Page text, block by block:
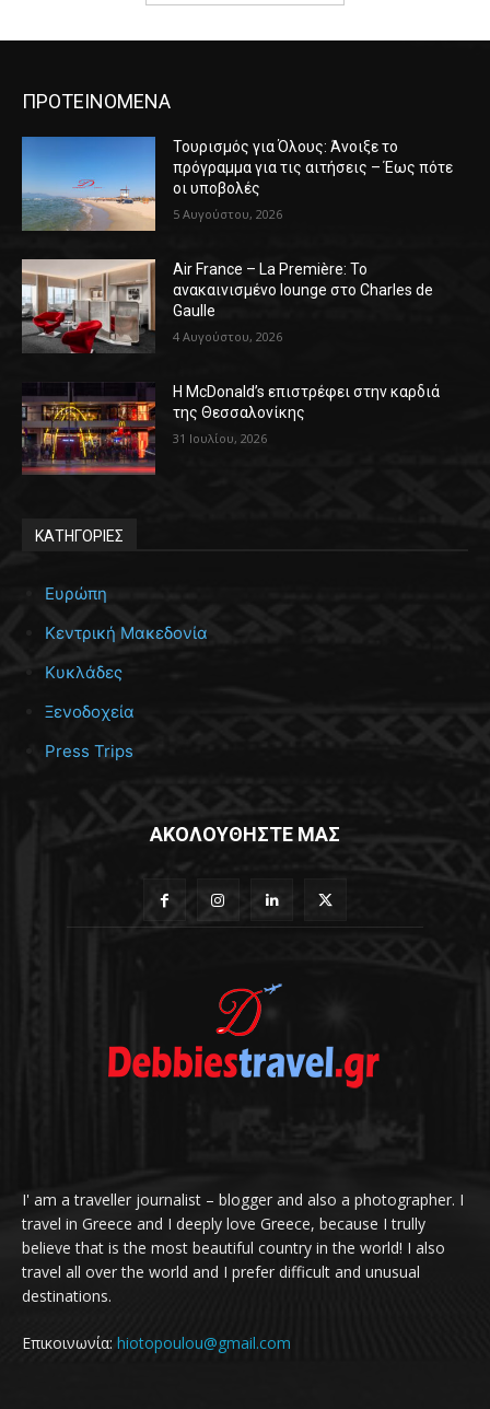
ΠΡΟΤΕΙΝΟΜΕΝΑ
Τουρισμός για Όλους: Άνοιξε το
πρόγραμμα για τις αιτήσεις – Έως πότε
οι υποβολές
5 Αυγούστου, 2026
Air France – La Première: Το
ανακαινισμένο lounge στο Charles de
Gaulle
4 Αυγούστου, 2026
Η McDonald’s επιστρέφει στην καρδιά
της Θεσσαλονίκης
31 Ιουλίου, 2026
ΚΑΤΗΓΟΡΙΕΣ
Ευρώπη
Κεντρική Μακεδονία
Κυκλάδες
Ξενοδοχεία
Press Trips
ΑΚΟΛΟΥΘΗΣΤΕ ΜΑΣ
I' am a traveller journalist – blogger and also a photographer. I
travel in Greece and I deeply love Greece, because I trully
believe that is the most beautiful country in the world! I also
travel all over the world and I prefer difficult and unusual
destinations.
Επικοινωνία: hiotopoulou@gmail.com